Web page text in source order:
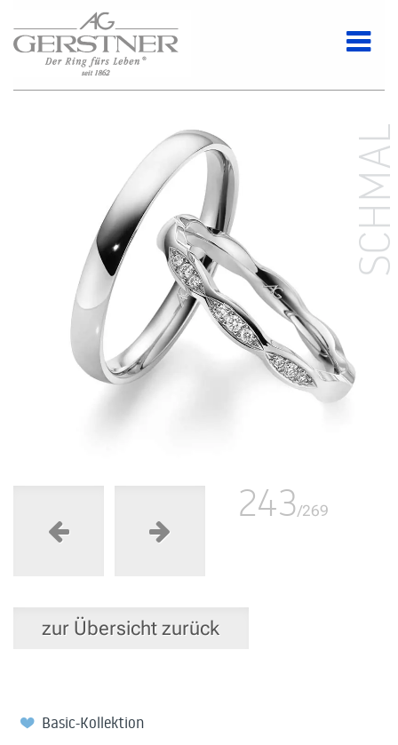
243/269
zur Übersicht zurück
Basic-Kollektion